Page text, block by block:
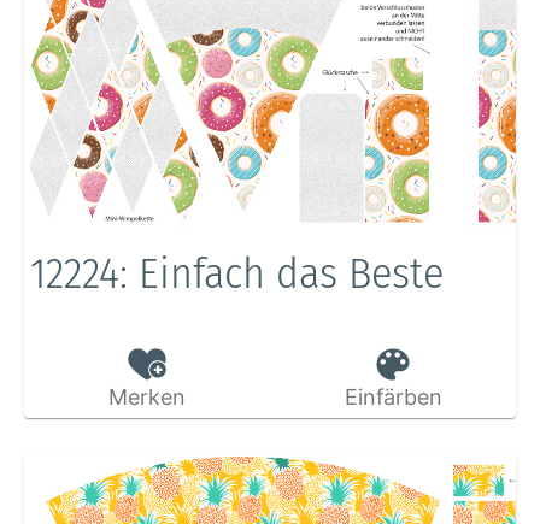
12224: Einfach das Beste
Merken Einfärben